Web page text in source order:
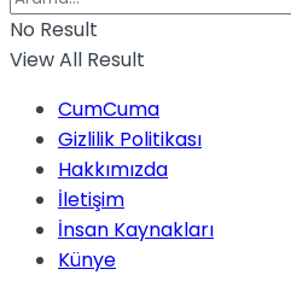
No Result
View All Result
CumCuma
Gizlilik Politikası
Hakkımızda
İletişim
İnsan Kaynakları
Künye